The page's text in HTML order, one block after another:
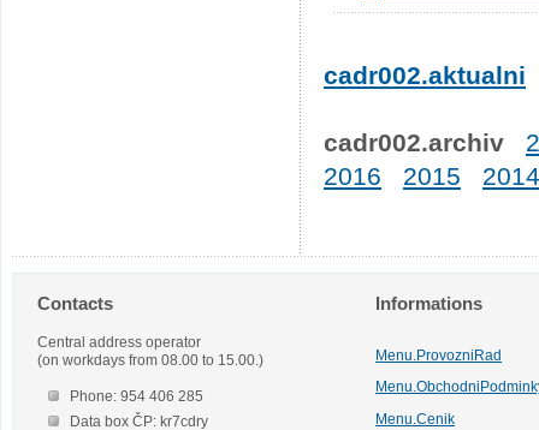
cadr002.aktualni
cadr002.archiv
2016
2015 2014
Contacts
Central address operator
(on workdays from 08.00 to 15.00.)
Phone: 954 406 285
Data box ČP: kr7cdry
Informations
Menu.ProvozniRad
Menu.Cenik